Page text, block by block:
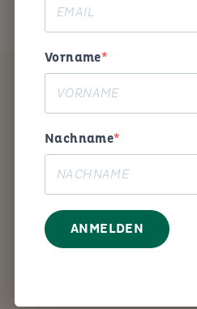
Mit den richtigen Fragen
Vorname
Nachname
ANMELDEN